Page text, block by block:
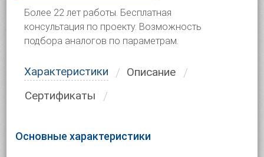
Более 22 лет работы. Бесплатная
консультация по проекту. Возможность
подбора аналогов по параметрам.
Характеристики
Описание
Сертификаты
Основные характеристики